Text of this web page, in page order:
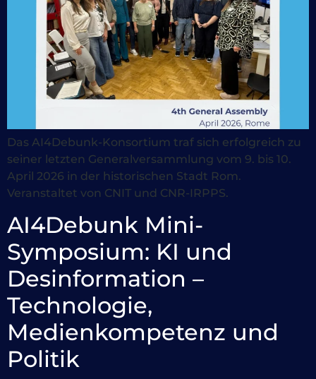
Das AI4Debunk-Konsortium traf sich erfolgreich zu
seiner letzten Generalversammlung vom 9. bis 10.
April 2026 in der historischen Stadt Rom.
Veranstaltet von CNIT und CNR-IRPPS.
AI4Debunk Mini-
Symposium: KI und
Desinformation –
Technologie,
Medienkompetenz und
Politik